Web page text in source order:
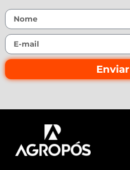
Enviar